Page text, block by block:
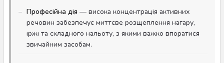
Професійна дія — висока концентрація активних
речовин забезпечує миттєве розщеплення нагару,
іржі та складного нальоту, з якими важко впоратися
звичайним засобам.